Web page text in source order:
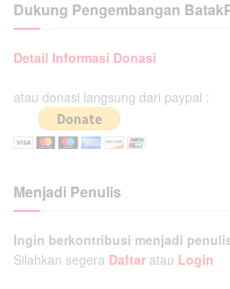
Dukung Pengembangan
Detail Informasi Donasi
atau donasi langsung dari paypal :
Menjadi Penulis
Ingin berkontribusi menjadi
Silahkan segera Daftar atau Login